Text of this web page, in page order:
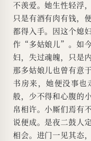
不羡爱。她生性轻浮
只是有酒有肉有钱，
都得入手。因这个媳
作“多姑娘儿”。如
妇，失过魂魄，只是
那多姑娘儿也曾有意
书房来，她便没事
般，少不得和心腹的
帛相许。小厮们焉有
说便成。是夜二鼓人
相会。进门一见其态